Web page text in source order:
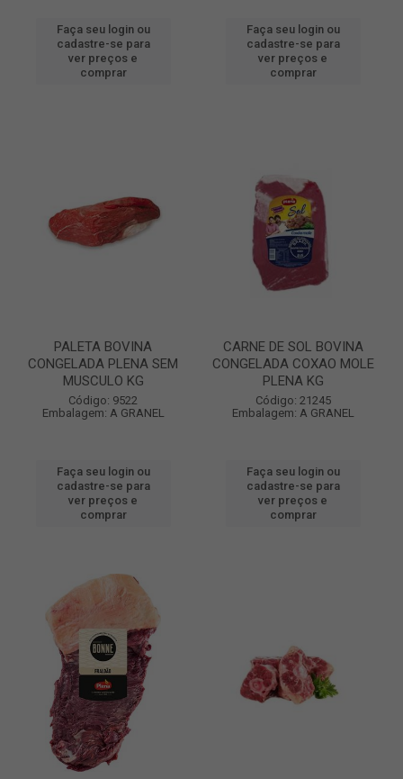
Faça seu login ou
cadastre-se para
ver preços e
comprar
Faça seu login ou
cadastre-se para
ver preços e
comprar
PALETA BOVINA
CONGELADA PLENA SEM
MUSCULO KG
Código: 9522
Embalagem: A GRANEL
Faça seu login ou
cadastre-se para
ver preços e
comprar
CARNE DE SOL BOVINA
CONGELADA COXAO MOLE
PLENA KG
Código: 21245
Embalagem: A GRANEL
Faça seu login ou
cadastre-se para
ver preços e
comprar